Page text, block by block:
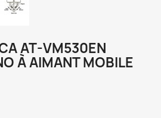
AT-VM530EN
À AIMANT MOBILE